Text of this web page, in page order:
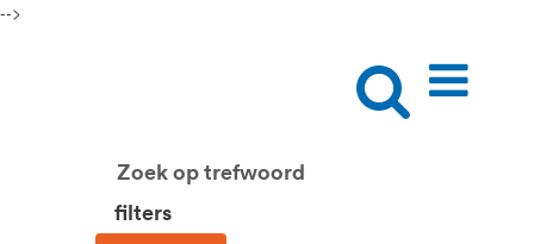
-->
filters